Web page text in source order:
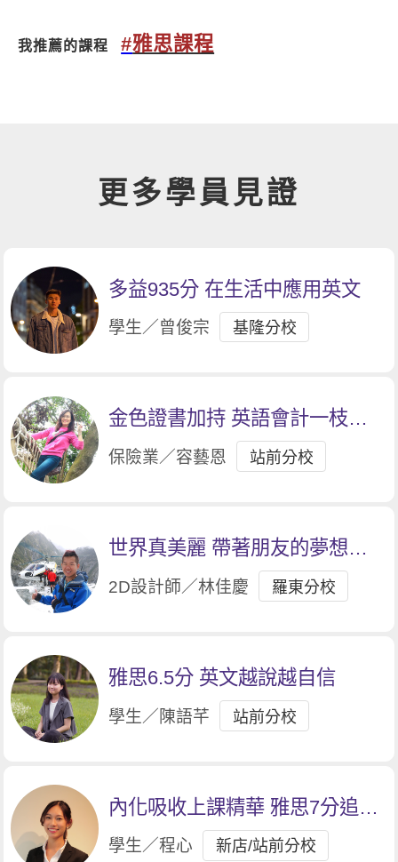
我推薦的課程 #雅思課程
更多學員見證
多益935分 在生活中應用英文
學生／曾俊宗 基隆分校
金色證書加持 英語會計一枝獨
秀
保險業／容藝恩 站前分校
世界真美麗 帶著朋友的夢想出
發
2D設計師／林佳慶 羅東分校
雅思6.5分 英文越說越自信
學生／陳語芊 站前分校
內化吸收上課精華 雅思7分追求
記者夢
學生／程心 新店/站前分校